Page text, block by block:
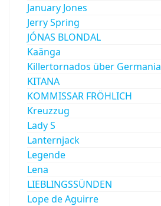
January Jones
Jerry Spring
JÓNAS BLONDAL
Kaänga
Killertornados über Germania
KITANA
KOMMISSAR FRÖHLICH
Kreuzzug
Lady S
Lanternjack
Legende
Lena
LIEBLINGSSÜNDEN
Lope de Aguirre